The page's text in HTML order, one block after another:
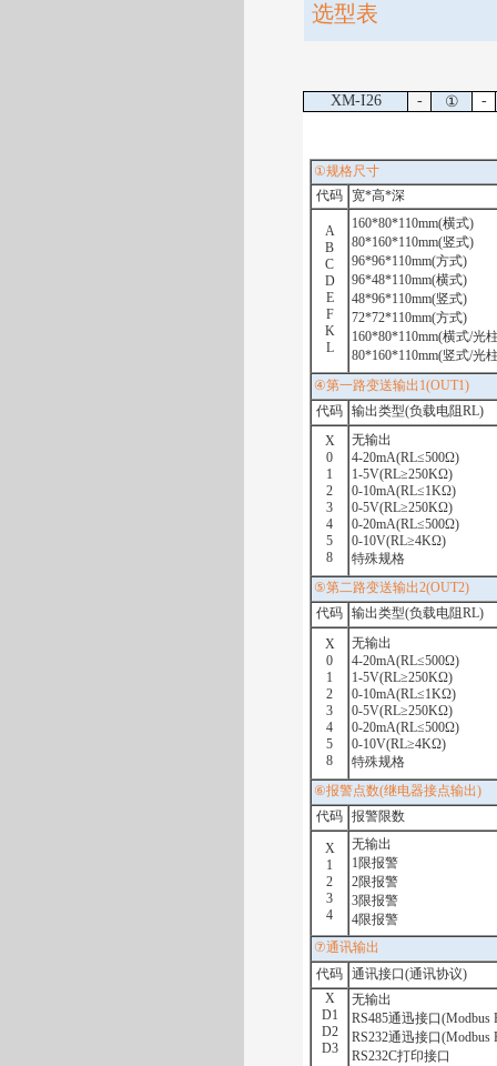
选型表
XM-I26 - ① -
①规格尺寸
代码 宽*高*深
A
B
C
D
E
F
K
L
160*80*110mm(横式)
80*160*110mm(竖式)
96*96*110mm(方式)
96*48*110mm(横式)
48*96*110mm(竖式)
72*72*110mm(方式)
160*80*110mm(横式/光
80*160*110mm(竖式/光
④第一路变送输出 1(OUT1)
代码 输出类型(负载电阻 RL)
X
0
1
2
3
4
5
8
无输出
4-20mA(RL≤500Ω)
1-5V(RL≥250KΩ)
0-10mA(RL≤1KΩ)
0-5V(RL≥250KΩ)
0-20mA(RL≤500Ω)
0-10V(RL≥4KΩ)
特殊规格
⑤第二路变送输出2(OUT2)
代码 输出类型(负载电阻 RL)
X
0
1
2
3
4
5
8
无输出
4-20mA(RL≤500Ω)
1-5V(RL≥250KΩ)
0-10mA(RL≤1KΩ)
0-5V(RL≥250KΩ)
0-20mA(RL≤500Ω)
0-10V(RL≥4KΩ)
特殊规格
⑥报警点数(继电器接点输出)
代码 报警限数
X
1
2
3
4
无输出
1限报警
2限报警
3限报警
4限报警
⑦通讯输出
代码 通讯接口(通讯协议)
X
D1
D2
D3
无输出
RS485通迅接口(Modbus
RS232通迅接口(Modbus
RS232C打印接口